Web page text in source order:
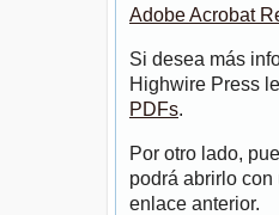
Adobe Acrobat
Si desea más
Highwire Press
PDFs.
Por otro lado,
podrá abrirlo con
enlace anterior.